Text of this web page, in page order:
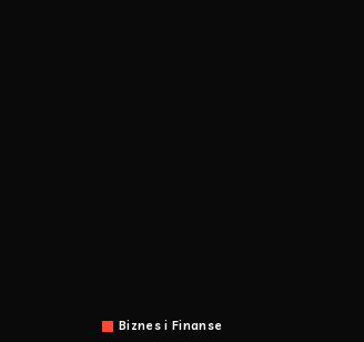
Biznes i Finanse